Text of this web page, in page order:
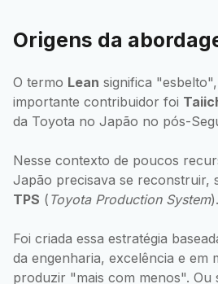
Origens da
O termo Lean significa
importante contribuidor foi
da Toyota no Japão no pós-
Nesse contexto de poucos
Japão precisava se reconstruir,
TPS ( Toyota Production System).
Foi criada essa estratégia
da engenharia, excelência e em
produzir "mais com menos". Ou